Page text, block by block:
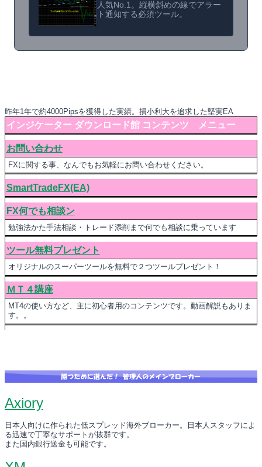
人気No.1。縦横斜めの線でアラー
ト通知する必須ツール。
昨年1年で約4000Pipsを獲得した実績。損小利大を追求した堅実EA
インジケーター ダウンロード館 コンテンツ メニュー
お問い合わせ
FXに関する事、なんでもお気軽にお問い合わせください。
SmartTradeFX(EA)
FX何でも相談ン
勉強法かた手法相談・トレード添削まで何でも相談に乗っています
ツール無料プレゼント
オリジナルのスーパーツールを無料で２つツールプレゼント！
ＭＴ４講座
MT4の使い方など、主に初心者用のコンテンツです。動画解説もありま
す。。
Axiory
日本人向けに作られた低スプレッド海外ブローカー。日本人スタッフによ
る迅速で丁寧なサポートが抜群です。
また国内銀行送金も可能です。